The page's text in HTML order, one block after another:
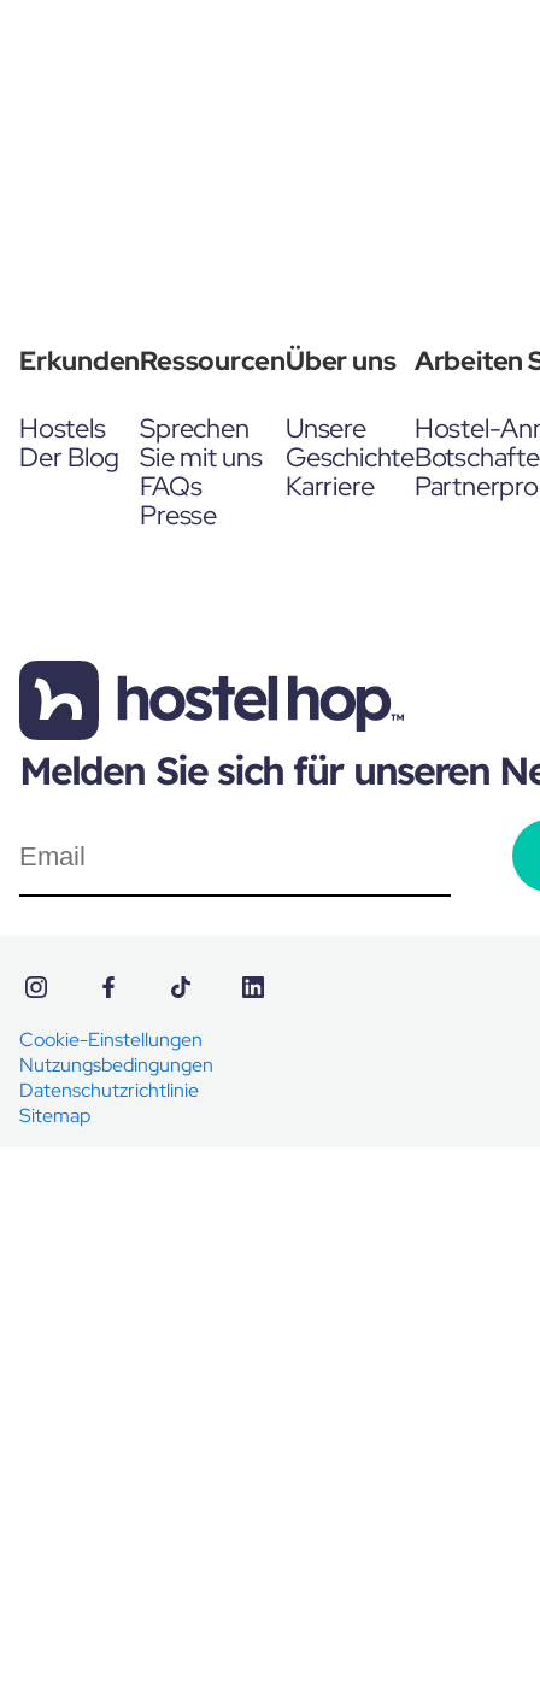
Erkunden
Hostels
Der Blog
Ressourcen
Sprechen
Sie mit uns
FAQs
Presse
Über uns
Unsere
Geschichte
Karriere
Arbeiten
Hostel-
Melden Sie sich für unseren
Cookie-Einstellungen
Nutzungsbedingungen
Datenschutzrichtlinie
Sitemap